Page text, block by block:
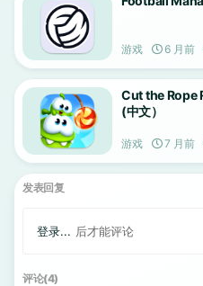
游戏 6 月前
Cut the Rope
(中文）
游戏 7 月前
发表回复
登录... 后才能评论
评论(4)